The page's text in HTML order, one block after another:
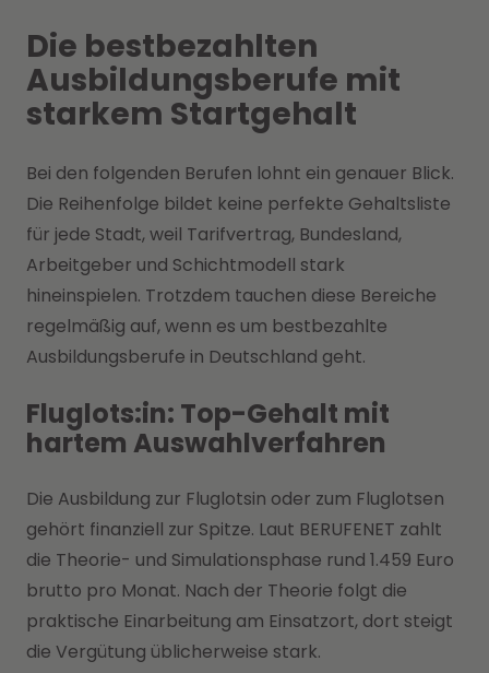
Die bestbezahlten
Ausbildungsberufe mit
starkem Startgehalt
Bei den folgenden Berufen lohnt ein genauer Blick.
Die Reihenfolge bildet keine perfekte Gehaltsliste
für jede Stadt, weil Tarifvertrag, Bundesland,
Arbeitgeber und Schichtmodell stark
hineinspielen. Trotzdem tauchen diese Bereiche
regelmäßig auf, wenn es um bestbezahlte
Ausbildungsberufe in Deutschland geht.
Fluglots:in: Top-Gehalt mit
hartem Auswahlverfahren
Die Ausbildung zur Fluglotsin oder zum Fluglotsen
gehört finanziell zur Spitze. Laut BERUFENET zahlt
die Theorie- und Simulationsphase rund 1.459 Euro
brutto pro Monat. Nach der Theorie folgt die
praktische Einarbeitung am Einsatzort, dort steigt
die Vergütung üblicherweise stark.